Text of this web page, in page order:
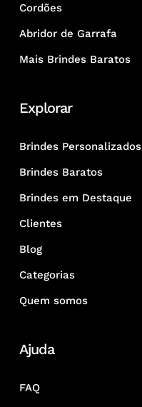
Cordões
Abridor de Garrafa
Mais Brindes Baratos
Explorar
Brindes Personalizados
Brindes Baratos
Brindes em Destaque
Clientes
Blog
Categorias
Quem somos
Ajuda
FAQ